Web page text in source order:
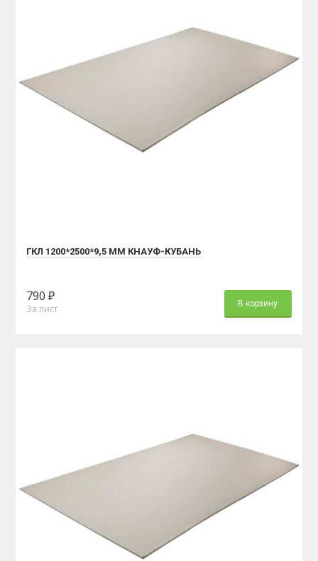
ГКЛ 1200*2500*9,5 ММ КНАУФ-КУБАНЬ
790 ₽
За лист В корзину